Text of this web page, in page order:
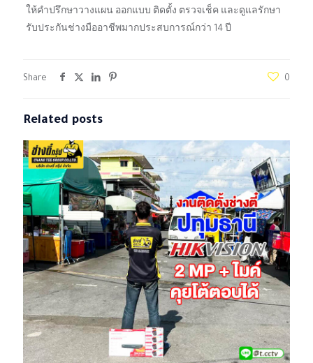
ให้คำปรึกษาวางแผน ออกแบบ ติดตั้ง ตรวจเช็ค และดูแลรักษา
รับประกันช่างมืออาชีพมากประสบการณ์กว่า 14 ปี
Share 0
Related posts